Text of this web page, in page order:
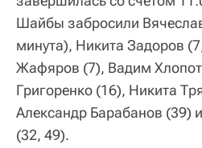
Шайбы забросили
минута), Никита Задоров
Жафяров (7), Вадим
Григоренко (16), Никита
Александр Барабанов (39)
(32, 49).